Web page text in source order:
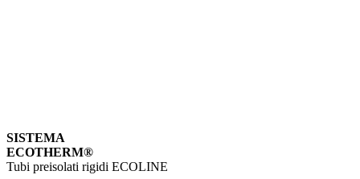
SISTEMA
ECOTHERM®
Tubi preisolati rigidi ECOLINE